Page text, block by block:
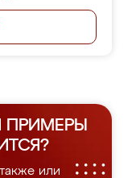
ПРИМЕРЫ
или